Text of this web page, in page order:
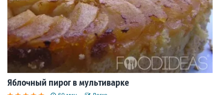
Яблочный пирог в мультиварке